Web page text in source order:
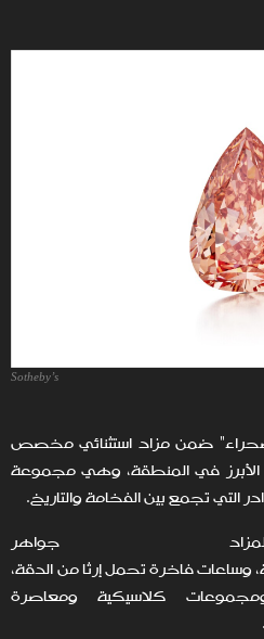
Sotheby’s
ضمن مزاد استثنائي مخصص
في المنطقة، وهي مجموعة
التي تجمع بين الفخامة والتاريخ.
جواهر
وساعات فاخرة تحمل إرثًا من الدقة،
كلاسيكية ومعاصرة